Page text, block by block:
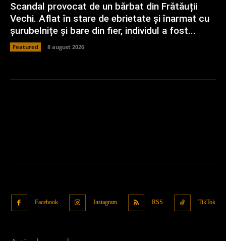
Scandal provocat de un bărbat din Frătăuții
Vechi. Aflat în stare de ebrietate și înarmat cu
șurubelnițe și bare din fier, individul a fost...
Featured 8 august 2026
Facebook Instagram RSS TikTok